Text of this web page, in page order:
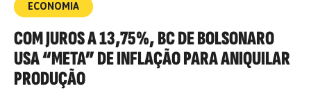
ECONOMIA
COM JUROS A 13,75%, BC DE BOLSONARO
USA “META” DE INFLAÇÃO PARA ANIQUILAR
PRODUÇÃO